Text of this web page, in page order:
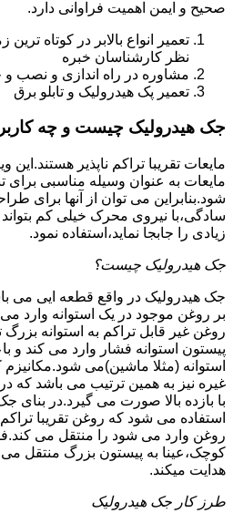
صحیح و ایمن اهمیت فراوانی دارد.
تعمیر انواع بالابر در کوتاه ترین
نظر کارشناسان خبره
مشاوره در راه اندازی و نصب و
تعمیر پک هیدرولیک و تابلو برق
جک هیدرولیک چیست و چه
مایعات تقریبا تراکم ناپذیر
مایعات به عنوان وسیله مناسبی برای
شود.بنابراین می توان از آنها برای
سادگی،با نیروی محرک خیلی کم
زیادی را جابجا نماید،استفاده نمود.
جک هیدرولیک چیست؟
جک هیدرولیک در واقع قطعه ایی می
بر روغن موجود در یک استوانه وارد
روغن غیر قابل تراکم به استوانه بزرگ
پیستون استوانه فشار وارد می کند و
استوانه (مثلا ماشین)می
غیره نیز به همین ترتیب می باشد که
با بازده بالا صورت می گیرد.در بنای
استفاده می شود که روغن تقریبا
روغن وارد می شود را منتقل می
کوچک،عینا به پیستون بزرگ منتقل می
هدایت میکند.
طرز کار جک هیدرولیک